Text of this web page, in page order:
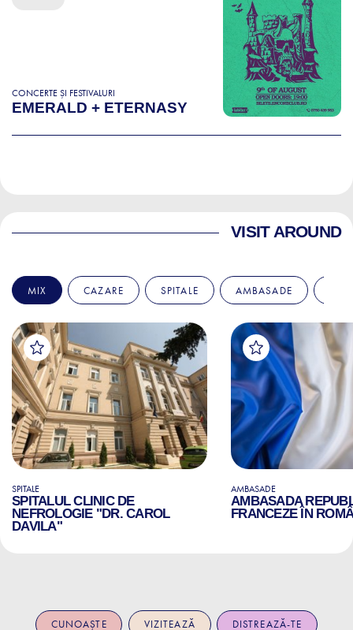
CONCERTE ȘI FESTIVALURI
EMERALD + ETERNASY
VISIT AROUND
MIX CAZARE SPITALE AMBASADE
SPITALE
SPITALUL CLINIC DE
NEFROLOGIE "DR. CAROL
DAVILA"
AMBASADE
AMBASADA
FRANCEZE ÎN
CUNOAȘTE VIZITEAZĂ DISTREAZĂ-TE